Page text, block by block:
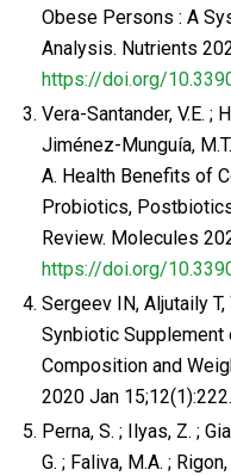
Obese Persons : A
Analysis. Nutrients
https://doi.org/
Vera-Santander, V.E. ;
Jiménez-Munguía,
A. Health Benefits of
Probiotics,
Review. Molecules
https://doi.org/
Sergeev IN, Aljutaily
Synbiotic Supplement
Composition and
2020 Jan
Perna, S. ; Ilyas, Z. ;
G. ; Faliva, M.A. ;